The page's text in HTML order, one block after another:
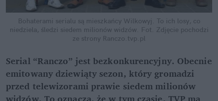
Bohaterami serialu są mieszkańcy Wilkowyj. To ich losy, co
niedziela, śledzi siedem milionów widzów. Fot. Zdjęcie pochodzi
ze strony Ranczo.tvp.pl
Serial “Ranczo” jest bezkonkurencyjny. Obecnie
emitowany dziewiąty sezon, który gromadzi
przed telewizorami prawie siedem milionów